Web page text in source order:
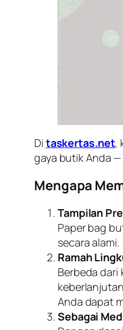
Di taskertas.net,
gaya butik Anda
Mengapa
Tampilan
Paper bag
secara alami.
Ramah
Berbeda
Anda dapat
Sebagai